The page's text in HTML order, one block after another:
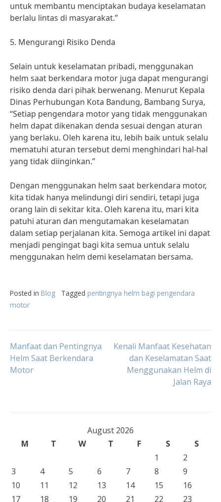
untuk membantu menciptakan budaya keselamatan
berlalu lintas di masyarakat.”
5. Mengurangi Risiko Denda
Selain untuk keselamatan pribadi, menggunakan
helm saat berkendara motor juga dapat mengurangi
risiko denda dari pihak berwenang. Menurut Kepala
Dinas Perhubungan Kota Bandung, Bambang Surya,
“Setiap pengendara motor yang tidak menggunakan
helm dapat dikenakan denda sesuai dengan aturan
yang berlaku. Oleh karena itu, lebih baik untuk selalu
mematuhi aturan tersebut demi menghindari hal-hal
yang tidak diinginkan.”
Dengan menggunakan helm saat berkendara motor,
kita tidak hanya melindungi diri sendiri, tetapi juga
orang lain di sekitar kita. Oleh karena itu, mari kita
patuhi aturan dan mengutamakan keselamatan
dalam setiap perjalanan kita. Semoga artikel ini dapat
menjadi pengingat bagi kita semua untuk selalu
menggunakan helm demi keselamatan bersama.
Posted in Blog Tagged pentingnya helm bagi pengendara
motor
Post
navigation
Manfaat dan Pentingnya
Helm Saat Berkendara
Motor
Kenali Manfaat Kesehatan
dan Keselamatan Saat
Menggunakan Helm di
Jalan Raya
August 2026
M
T W T F S
S
1
2
3
4 5 6 7 8
9
10
11 12 13 14 15
16
17
18 19 20 21 22 23